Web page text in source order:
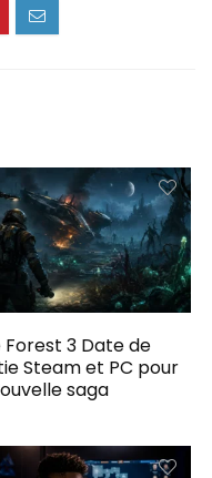
Forest 3 Date de
Steam et PC pour
saga